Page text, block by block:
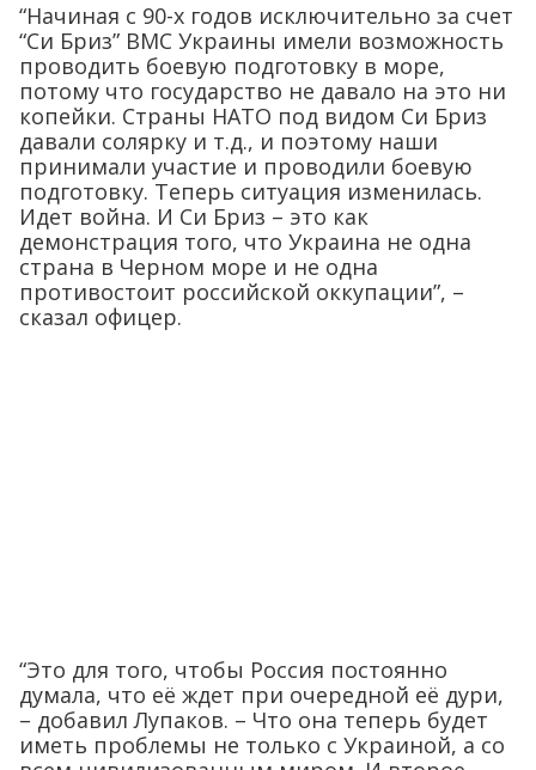
“Начиная с 90-х годов исключительно за счет
“Си Бриз” ВМС Украины имели возможность
проводить боевую подготовку в море,
потому что государство не давало на это ни
копейки. Страны НАТО под видом Си Бриз
давали солярку и т.д., и поэтому наши
принимали участие и проводили боевую
подготовку. Теперь ситуация изменилась.
Идет война. И Си Бриз – это как
демонстрация того, что Украина не одна
страна в Черном море и не одна
противостоит российской оккупации”, –
сказал офицер.
“Это для того, чтобы Россия постоянно
думала, что её ждет при очередной её дури,
– добавил Лупаков. – Что она теперь будет
иметь проблемы не только с Украиной, а со